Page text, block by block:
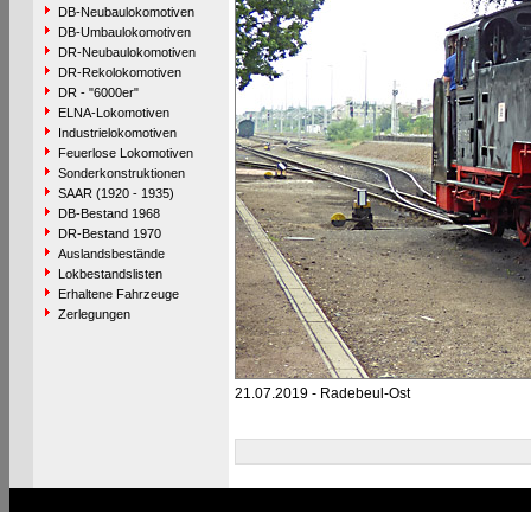
DB-Neubaulokomotiven
DB-Umbaulokomotiven
DR-Neubaulokomotiven
DR-Rekolokomotiven
DR - "6000er"
ELNA-Lokomotiven
Industrielokomotiven
Feuerlose Lokomotiven
Sonderkonstruktionen
SAAR (1920 - 1935)
DB-Bestand 1968
DR-Bestand 1970
Auslandsbestände
Lokbestandslisten
Erhaltene Fahrzeuge
Zerlegungen
21.07.2019 - Radebeul-Ost